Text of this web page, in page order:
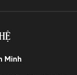
Minh